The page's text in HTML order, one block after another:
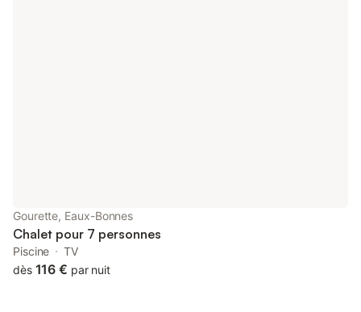
Gourette, Eaux-Bonnes
Chalet pour 7 personnes
Piscine
TV
dès 116 € par nuit